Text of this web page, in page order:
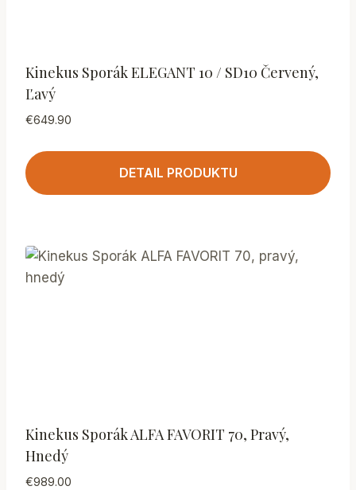
Kinekus Sporák ELEGANT 10 / SD10 Červený,
Ľavý
€649.90
DETAIL PRODUKTU
Kinekus Sporák ALFA FAVORIT 70, Pravý,
Hnedý
€989.00